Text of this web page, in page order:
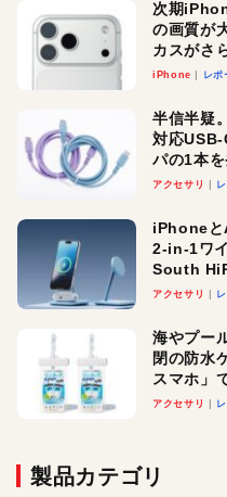
次期
の画質が
カスがさ
iPhone レポ
半信半疑
対応USB-
パの1本を
アクセサリ
iPhoneと
2-in-1ワ
South
ースでお
アクセサリ
海やプー
閉の防水
スマホ」
アクセサリ
製品カテゴリ